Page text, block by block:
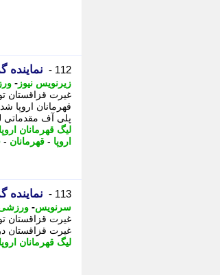
112 - نماینده
زیرنویس نیوز -
غیرت قزاقستان
قهرمانان اروپا
پلی آف مقدماتی
لیگ قهرمانان اروپا
اروپا - قهرمانان -
113 - نماینده
سرنویس-
غیرت قزاقستان
غیرت قزاقستان
لیگ قهرمانان اروپا